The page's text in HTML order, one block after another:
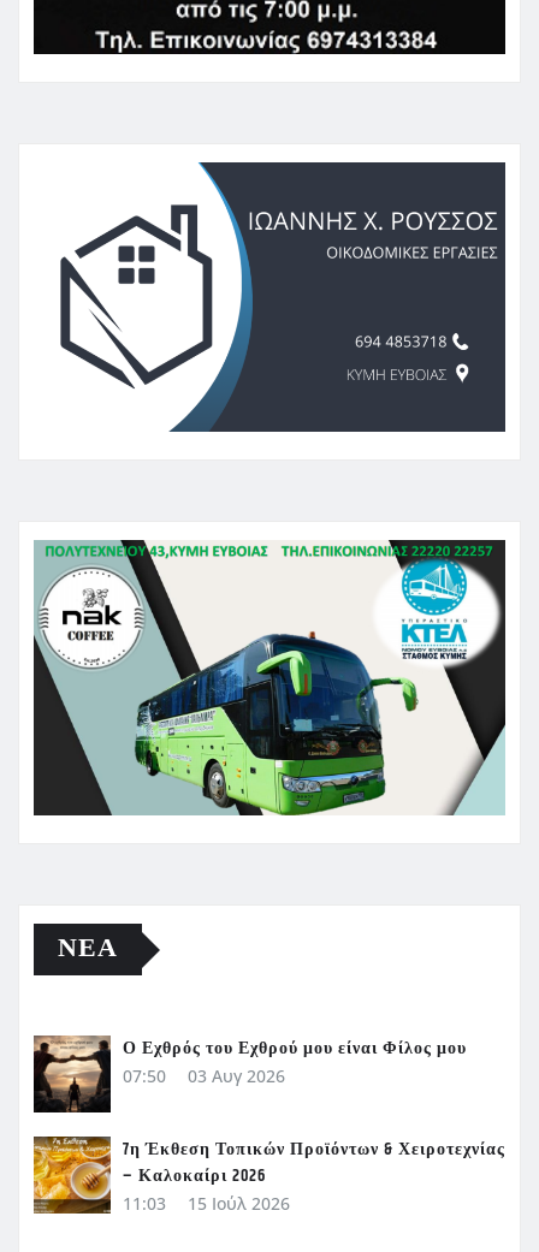
ΝΈΑ
Ο Εχθρός του Εχθρού μου είναι Φίλος μου
07:50 03 Αυγ 2026
7η Έκθεση Τοπικών Προϊόντων & Χειροτεχνίας
– Καλοκαίρι 2026
11:03 15 Ιούλ 2026